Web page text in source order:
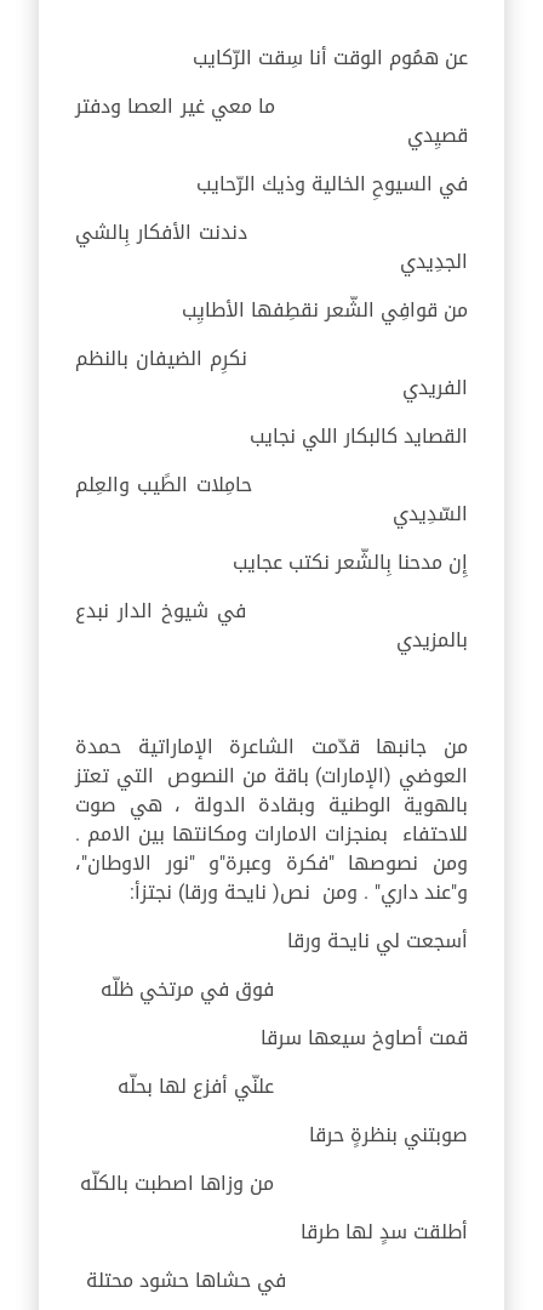
عن همُوم الوقت أنا سِقت الرّكايب
ما معي غير العصا ودفتر
قصيِدي
في السيوحِ الخالية وذيك الرّحايب
دندنت الأفكار بِالشي
الجدِيدي
من قوافِي الشّعر نقطِفها الأطايِب
نكرِم الضيفان بالنظم
الفريدي
القصايد كالبكار اللي نجايب
حامِلات الطًيب والعِلم
السّدِيدي
إِن مدحنا بِالشّعر نكتب عجايب
في شيوخ الدار نبدع
بالمزيدي
من جانبها قدّمت الشاعرة الإماراتية حمدة
العوضي (الإمارات) باقة من النصوص التي تعتز
بالهوية الوطنية وبقادة الدولة ، هي صوت
للاحتفاء بمنجزات الامارات ومكانتها بين الامم .
ومن نصوصها "فكرة وعبرة"و "نور الاوطان"،
و"عند داري" . ومن نص( نايحة ورقا) نجتزأ:
أسجعت لي نايحة ورقا
فوق في مرتخي ظلّه
قمت أصاوخ سيعها سرقا
علنّي أفزع لها بحلّه
صوبتني بنظرةٍ حرقا
من وزاها اصطبت بالكلّه
أطلقت سدٍ لها طرقا
في حشاها حشود محتلة